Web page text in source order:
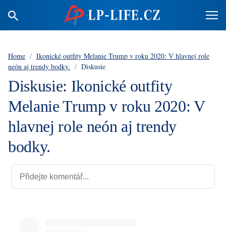
Home / Ikonické outfity Melanie Trump v roku 2020: V hlavnej role
neón aj trendy bodky. / Diskusie
Diskusie: Ikonické outfity
Melanie Trump v roku 2020: V
hlavnej role neón aj trendy
bodky.